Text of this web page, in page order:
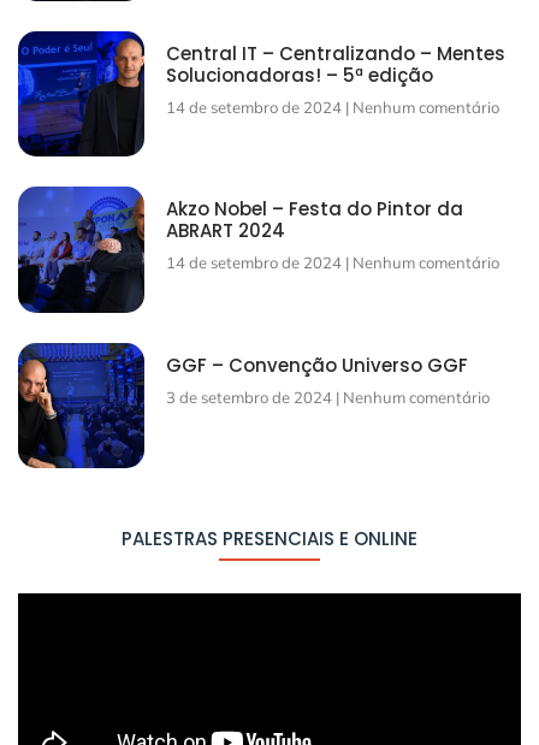
Central IT – Centralizando – Mentes
Solucionadoras! – 5ª edição
14 de setembro de 2024 Nenhum comentário
Akzo Nobel – Festa do Pintor da
ABRART 2024
14 de setembro de 2024 Nenhum comentário
GGF – Convenção Universo GGF
3 de setembro de 2024 Nenhum comentário
PALESTRAS PRESENCIAIS E ONLINE